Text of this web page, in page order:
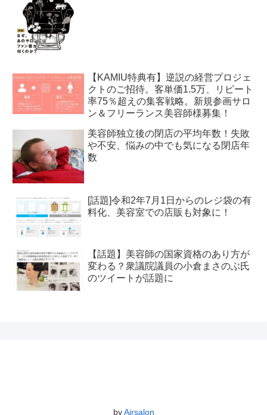
【KAMIU特典有】逆説の経営プロジェ
クトのご招待。客単価1.5万、リピート
率75％超えの集客戦略。新規参画サロ
ン＆フリーランス美容師様募集！
美容師独立後の閉店の平均年数！失敗
や不安、悩みの中でも気になる閉店年
数
[話題]令和2年7月1日からのレジ袋の有
料化、美容室での店販も対象に！
【話題】美容師の国家資格のあり方が
変わる？衆議院議員の小倉まさのぶ氏
のツイートが話題に
byAirsalon